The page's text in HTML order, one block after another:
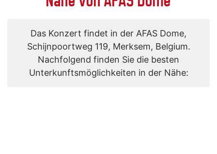
Das Konzert findet in der AFAS Dome,
Schijnpoortweg 119, Merksem, Belgium.
Nachfolgend finden Sie die besten
Unterkunftsmöglichkeiten in der Nähe: